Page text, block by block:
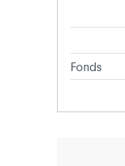
Fonds